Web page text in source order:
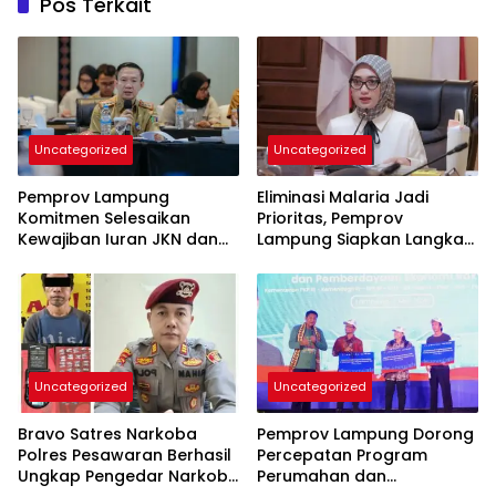
Uncategorized
Pemprov Lampung
Komitmen Selesaikan
Kewajiban Iuran JKN dan
Kepesertaan BPJS
Kesehatan
Uncategorized
Eliminasi Malaria Jadi
Prioritas, Pemprov
Lampung Siapkan Langkah
Uncategorized
Bravo Satres Narkoba
Polres Pesawaran Berhasil
Ungkap Pengedar Narkoba
Uncategorized
Pemprov Lampung Dorong
Percepatan Program
Perumahan dan